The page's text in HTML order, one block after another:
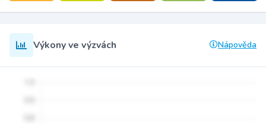
Výkony ve výzvách Nápověda